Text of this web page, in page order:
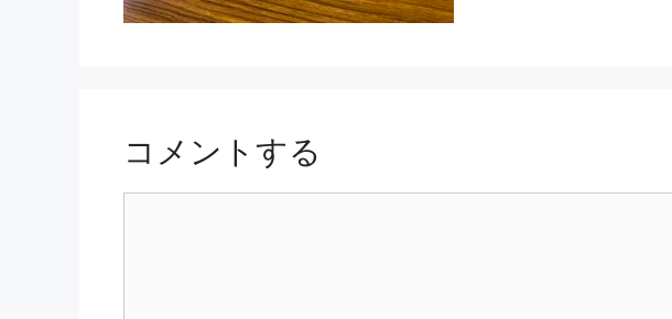
コメントする